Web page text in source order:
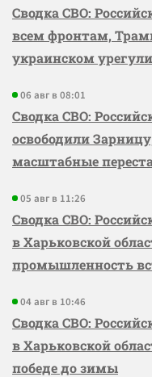
Сводка СВО:
всем фронтам,
украинском
06 авг в 08:01
Сводка СВО:
освободили
масштабные
05 авг в 11:26
Сводка СВО:
в Харьковской
промышленность
04 авг в 10:46
Сводка СВО:
в Харьковской
победе до зимы